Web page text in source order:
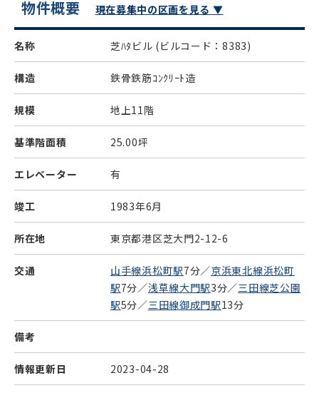
物件概要 現在募集中の区画を見る ▼
名称 芝ﾊﾀビル (ビルコード：8383)
構造 鉄骨鉄筋ｺﾝｸﾘｰﾄ造
規模 地上11階
基準階面積 25.00坪
エレベーター 有
竣工 1983年6月
所在地 東京都港区芝大門2-12-6
交通 山手線浜松町駅7分／京浜東北線浜松町
駅7分／浅草線大門駅3分／三田線芝公園
駅5分／三田線御成門駅13分
備考
情報更新日 2023-04-28